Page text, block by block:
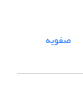
صفویه